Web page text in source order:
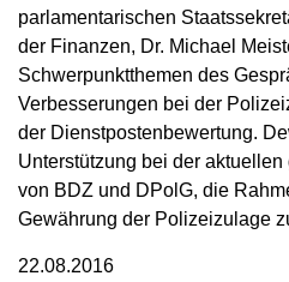
parlamentarischen
der Finanzen, Dr. Michael
Schwerpunktthemen des
Verbesserungen bei der
der Dienstpostenbewertung.
Unterstützung bei der
von BDZ und DPolG, die
Gewährung der Polizeizulage
22.08.2016